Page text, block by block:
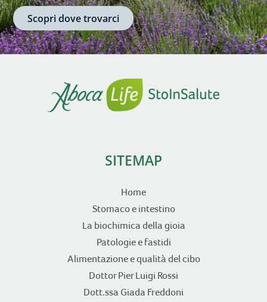
Scopri dove trovarci
SITEMAP
Home
Stomaco e intestino
La biochimica della gioia
Patologie e fastidi
Alimentazione e qualità del cibo
Dottor Pier Luigi Rossi
Dott.ssa Giada Freddoni